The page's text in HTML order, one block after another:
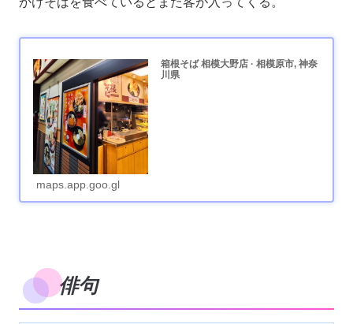
箱根そば 相模大野店 · 相模原市, 神奈
川県
maps.app.goo.gl
俳句